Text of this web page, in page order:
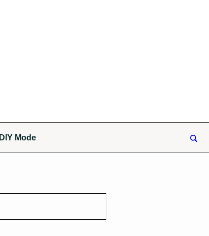
DIY Mode